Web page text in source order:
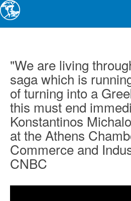
"We are living
saga which is
of turning into a
this must end
Konstantinos
at the Athens
Commerce and
CNBC